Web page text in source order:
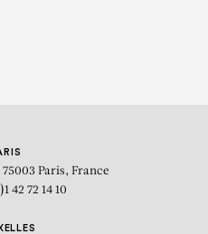
75003 Paris, France
42 72 14 10